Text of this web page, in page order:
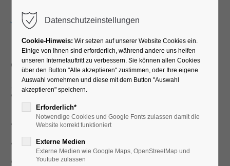
Vortrag Frau Dr. Antje
Schulenberg
(Sozialdienstmitarbeiterin
)
„Schwerbehindertenrecht"
Datenschutzeinstellungen
Cookie-Hinweis: Wir setzen auf unserer Website Cookies ein.
Einige von Ihnen sind erforderlich, während andere uns helfen
unseren Internetauftritt zu verbessern. Sie können allen Cookies
über den Button "Alle akzeptieren" zustimmen, oder Ihre eigene
Auswahl vornehmen und diese mit dem Button "Auswahl
akzeptieren" speichern.
Erforderlich*
Notwendige Cookies und Google Fonts zulassen damit die
Website korrekt funktioniert
Externe Medien
Externe Medien wie Google Maps, OpenStreetMap und
Youtube zulassen